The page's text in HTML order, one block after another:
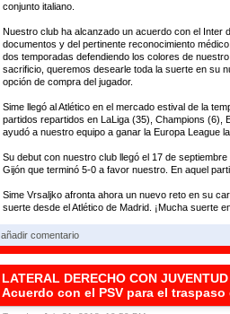
conjunto italiano.
Nuestro club ha alcanzado un acuerdo con el Inter
documentos y del pertinente reconocimiento
dos temporadas defendiendo los colores de
sacrificio, queremos desearle toda la suerte en su
opción de compra del jugador.
Sime llegó al Atlético en el mercado estival de la
partidos repartidos en LaLiga (35), Champions (6),
ayudó a nuestro equipo a ganar la Europa League
Su debut con nuestro club llegó el 17 de
Gijón que terminó 5-0 a favor nuestro. En aquel
Sime Vrsaljko afronta ahora un nuevo reto en su
suerte desde el Atlético de Madrid. ¡Mucha suerte
añadir comentario
LATERAL DERECHO CON
Acuerdo con el PSV para el